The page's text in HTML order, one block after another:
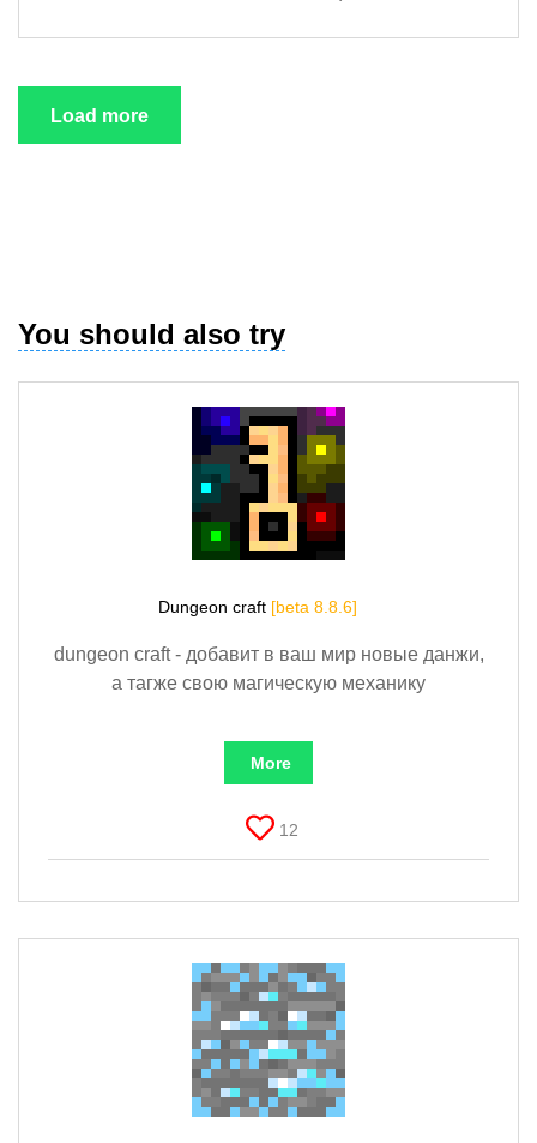
Load more
You should also try
Dungeon craft [beta 8.8.6]
dungeon craft - добавит в ваш мир новые данжи,
а тагже свою магическую механику
More
12